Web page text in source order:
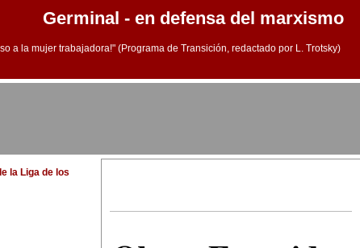
Germinal - en defensa del marxismo
a la mujer trabajadora!" (Programa de Transición, redactado por L. Trotsky)
la Liga de los